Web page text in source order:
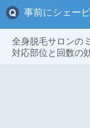
事前にシェー
全身脱毛サロンの
対応部位と回数の